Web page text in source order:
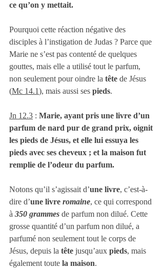
ce qu’on y mettait.
Pourquoi cette réaction négative des
disciples à l’instigation de Judas ? Parce que
Marie ne s’est pas contenté de quelques
gouttes, mais elle a utilisé tout le parfum,
non seulement pour oindre la tête de Jésus
(Mc 14.1), mais aussi ses pieds.
Jn 12.3 : Marie, ayant pris une livre d’un
parfum de nard pur de grand prix, oignit
les pieds de Jésus, et elle lui essuya les
pieds avec ses cheveux ; et la maison fut
remplie de l’odeur du parfum.
Notons qu’il s’agissait d’une livre, c’est-à-
dire d’une livre romaine, ce qui correspond
à 350 grammes de parfum non dilué. Cette
grosse quantité d’un parfum non dilué, a
parfumé non seulement tout le corps de
Jésus, depuis la tête jusqu’aux pieds, mais
également toute la maison.